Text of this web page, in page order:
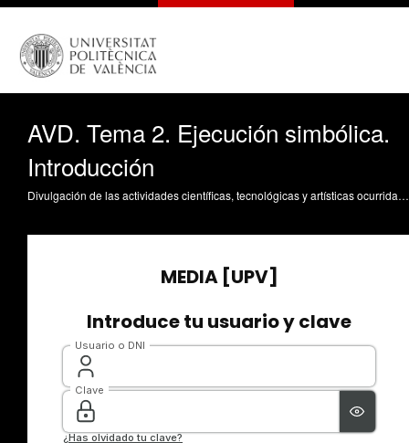
AVD. Tema 2. Ejecución simbólica.
Introducción
Divulgación de las actividades científicas, tecnológicas y artísticas ocurridas en los tres campus de la UPV